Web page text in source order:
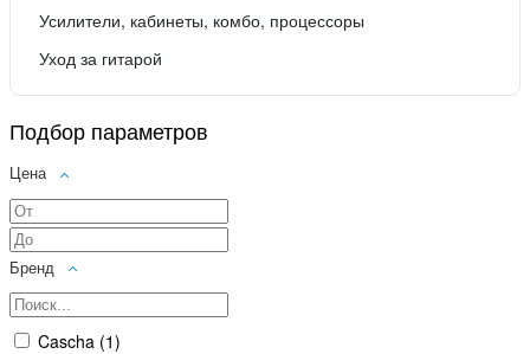
Усилители, кабинеты, комбо, процессоры
Уход за гитарой
Подбор параметров
Цена
Бренд
Cascha (1)